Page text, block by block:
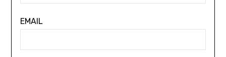
EMAIL